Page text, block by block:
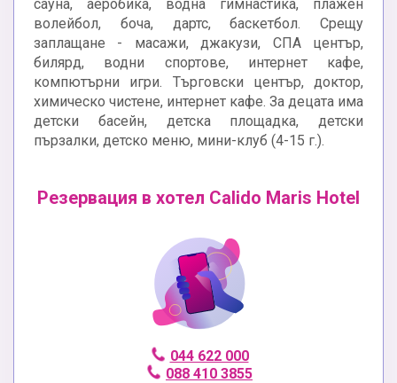
сауна, аеробика, водна гимнастика, плажен
волейбол, боча, дартс, баскетбол. Срещу
заплащане - масажи, джакузи, СПА център,
билярд, водни спортове, интернет кафе,
компютърни игри. Търговски център, доктор,
химическо чистене, интернет кафе. За децата има
детски басейн, детска площадка, детски
пързалки, детско меню, мини-клуб (4-15 г.).
Резервация в хотел Calido Maris Hotel
044 622 000
088 410 3855